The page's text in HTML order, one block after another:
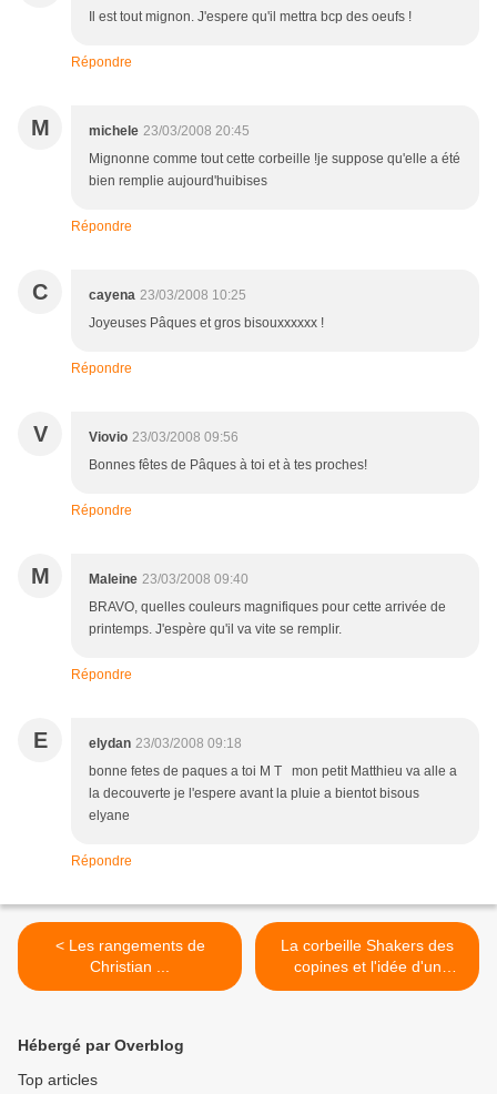
Il est tout mignon. J'espere qu'il mettra bcp des oeufs !
Répondre
M michele 23/03/2008 20:45
Mignonne comme tout cette corbeille !je suppose qu'elle a été
bien remplie aujourd'huibises
Répondre
C cayena 23/03/2008 10:25
Joyeuses Pâques et gros bisouxxxxxx !
Répondre
V Viovio 23/03/2008 09:56
Bonnes fêtes de Pâques à toi et à tes proches!
Répondre
M Maleine 23/03/2008 09:40
BRAVO, quelles couleurs magnifiques pour cette arrivée de
printemps. J'espère qu'il va vite se remplir.
Répondre
E elydan 23/03/2008 09:18
bonne fetes de paques a toi M T mon petit Matthieu va alle a
la decouverte je l'espere avant la pluie a bientot bisous
elyane
Répondre
< Les rangements de
Christian ...
La corbeille Shakers des
copines et l'idée d'un
nouveau tutoriel... >
Hébergé par Overblog
Top articles